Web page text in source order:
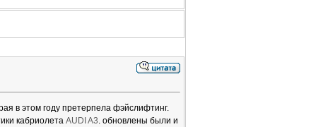
в этом году претерпела фэйслифтинг.
кабриолета AUDI A3. обновлены были и